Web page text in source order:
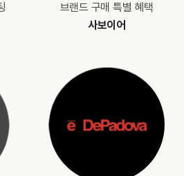
브랜드 구매 특별 혜택
사보이어